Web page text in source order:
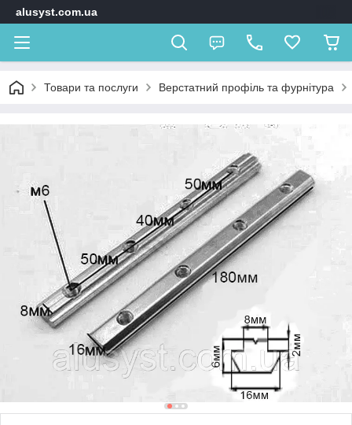
alusyst.com.ua
Товари та послуги Верстатний профіль та фурнітура